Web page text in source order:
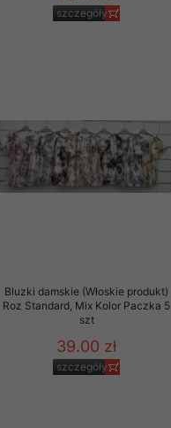
szczegóły
Bluzki damskie (Włoskie produkt)
Roz Standard, Mix Kolor Paczka 5
szt
39.00 zł
szczegóły